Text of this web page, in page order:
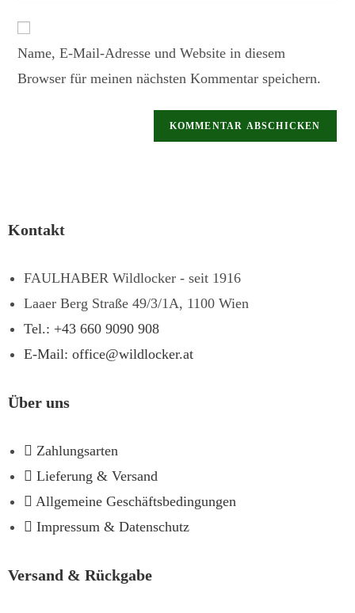
Name, E-Mail-Adresse und Website in diesem
Browser für meinen nächsten Kommentar speichern.
Kontakt
FAULHABER Wildlocker - seit 1916
Laaer Berg Straße 49/3/1A, 1100 Wien
Tel.: +43 660 9090 908
E-Mail: office@wildlocker.at
Über uns
Zahlungsarten
Lieferung & Versand
Allgemeine Geschäftsbedingungen
Impressum & Datenschutz
Versand & Rückgabe